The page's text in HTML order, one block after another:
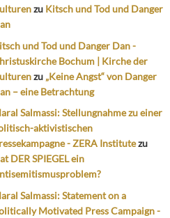
zu Kitsch und Tod und Danger
und Tod und Danger Dan -
Bochum | Kirche der
zu „Keine Angst“ von Danger
– eine Betrachtung
Salmassi: Stellungnahme zu einer
aktivistischen
- ZERA Institutezu
DER SPIEGEL ein
Salmassi: Statement on a
Motivated Press Campaign -